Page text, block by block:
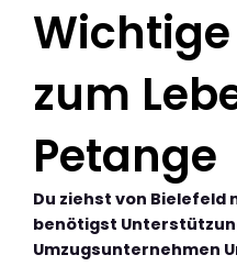
zum
Petange
Du ziehst von Bielefeld
benötigst
Umzugsunternehmen